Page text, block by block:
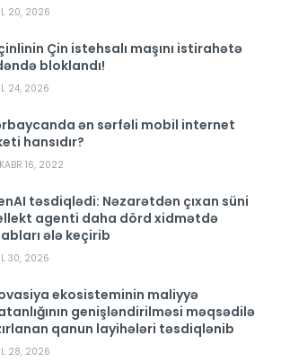
20, 2026
Çin istehsalı maşını istirahətə
bloklandı!
24, 2026
ən sərfəli mobil internet
hansıdır?
16, 2022
təsdiqlədi: Nəzarətdən çıxan süni
agenti daha dörd xidmətdə
ələ keçirib
30, 2026
ekosisteminin maliyyə
genişləndirilməsi məqsədilə
qanun layihələri təsdiqlənib
28, 2026